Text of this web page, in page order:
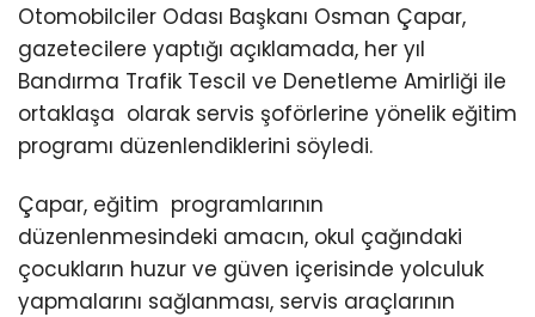
Otomobilciler Odası Başkanı Osman Çapar,
gazetecilere yaptığı açıklamada, her yıl
Bandırma Trafik Tescil ve Denetleme Amirliği ile
ortaklaşa olarak servis şoförlerine yönelik eğitim
programı düzenlendiklerini söyledi.
Çapar, eğitim programlarının
düzenlenmesindeki amacın, okul çağındaki
çocukların huzur ve güven içerisinde yolculuk
yapmalarını sağlanması, servis araçlarının